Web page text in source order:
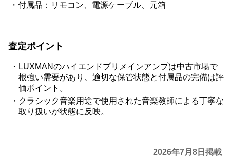
付属品：リモコン、電源ケーブル、元箱
査定ポイント
LUXMANのハイエンドプリメインアンプは中古市場で
根強い需要があり、適切な保管状態と付属品の完備は評
価ポイント。
クラシック音楽用途で使用された音楽教師による丁寧な
取り扱いが状態に反映。
2026年7月8日掲載